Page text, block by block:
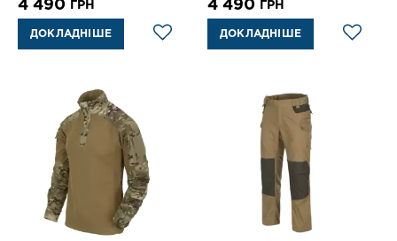
4 490 ГРН
ДОКЛАДНІШЕ
4 490 ГРН
ДОКЛАДНІШЕ